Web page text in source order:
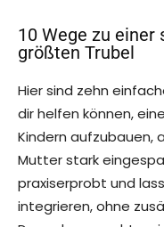
10 Wege zu einer
größten Trubel
Hier sind zehn
dir helfen können,
Kindern aufzubauen,
Mutter stark
praxiserprobt und
integrieren, ohne